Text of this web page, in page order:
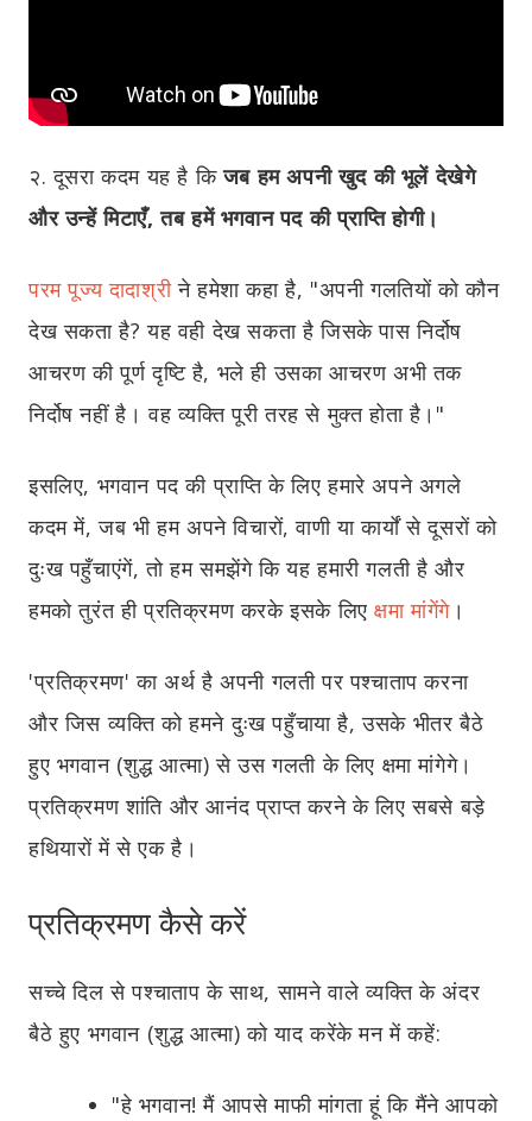
२. दूसरा कदम यह है किजब हम अपनी खुद की भूलें देखेगे
और उन्हें मिटाएँ, तब हमें भगवान पद की प्राप्ति होगी।
परम पूज्य दादाश्रीने हमेशा कहा है, "अपनी गलतियों को कौन
देख सकता है? यह वही देख सकता है जिसके पास निर्दोष
आचरण की पूर्ण दृष्टि है, भले ही उसका आचरण अभी तक
निर्दोष नहीं है। वह व्यक्ति पूरी तरह से मुक्त होता है।"
इसलिए, भगवान पद की प्राप्ति के लिए हमारे अपने अगले
कदम में, जब भी हम अपने विचारों, वाणी या कार्यों से दूसरों को
दुःख पहुँचाएंगें, तो हम समझेंगे कि यह हमारी गलती है और
हमको तुरंत ही प्रतिक्रमण करके इसके लिएक्षमा मांगेंगे ।
'प्रतिक्रमण' का अर्थ है अपनी गलती पर पश्चाताप करना
और जिस व्यक्ति को हमने दुःख पहुँचाया है, उसके भीतर बैठे
हुए भगवान (शुद्ध आत्मा) से उस गलती के लिए क्षमा मांगेगे।
प्रतिक्रमण शांति और आनंद प्राप्त करने के लिए सबसे बड़े
हथियारों में से एक है।
प्रतिक्रमण कैसे करें
सच्चे दिल से पश्चाताप के साथ, सामने वाले व्यक्ति के अंदर
बैठे हुए भगवान (शुद्ध आत्मा) को याद करेंके मन में कहें:
"हे भगवान! मैं आपसे माफी मांगता हूं कि मैंने आपको